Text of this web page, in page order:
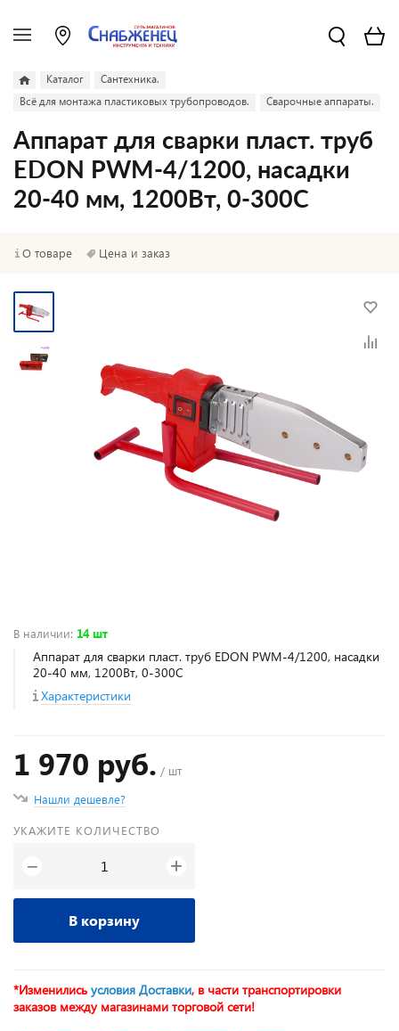
Каталог
Сантехника.
Всё для монтажа пластиковых трубопроводов.
Сварочные аппараты.
Аппарат для сварки пласт. труб
EDON PWM-4/1200, насадки
20-40 мм, 1200Вт, 0-300С
О товаре Цена и заказ
В наличии: 14 шт
Аппарат для сварки пласт. труб EDON PWM-4/1200, насадки
20-40 мм, 1200Вт, 0-300С
Характеристики
1 970 руб. / шт
Нашли дешевле?
УКАЖИТЕ КОЛИЧЕСТВО
− +
В корзину
*Изменились условия Доставки, в части транспортировки
заказов между магазинами торговой сети!